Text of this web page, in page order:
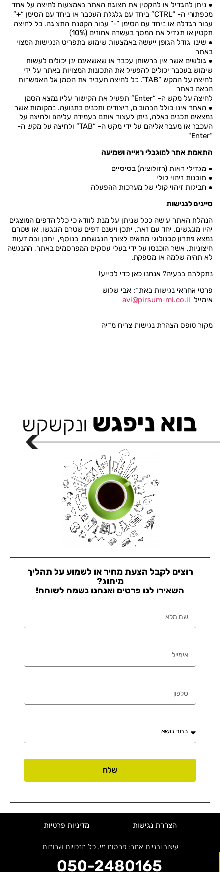
● ניתן להגדיל או להקטין את תצוגת האתר באמצעות לחיצה על אחד
מכפתורי ה- “CTRL” ביחד עם גלגלת העכבר או ביחד עם הסימן “+”
עבור הגדלה או ביחד עם הסימן “-” עבור הקטנת התצוגה. כל לחיצה
תקטין או תגדיל את המסך בעשרה אחוזים (10%)
● שינוי גודל הגופן ייעשה באמצעות שימוש בתפריט הנגישות המצוי
באתר
● גולשים אשר אין ברשותן עכבר או שאשאינם ינן יכולים לעשות
שימוש בעכבר יכולים להפעיל את התכונות המצויות באתר על ידי
לחיצה על המקש “TAB”. כל לחיצה תעביר את הסמן אל האפשרות
הבאה באתר
לחיצה על מקש ה- “Enter” תפעיל את הקישור עליו נמצא הסמן
● האתר אינו כולל הבהובים, ריצודים ותכנים בתנועה. במקומות אשר
נמצאים תכנים כאלה, ניתן לעצור אותם בעמידה עליהם ולחיצה על
העכבר או מעבר אליהם על ידי מקש ה- “TAB” ולחיצה על מקש ה-
“Enter"
התאמת אתר למוגבלי ראייה ושמיעה
● מגדילי ראות (רזולוציה) בסיסיים
● תוכנות זיהוי קולי
● חבילות זיהוי קולי של מערכות ההפעלה
סייגים לנגישות
הנהלת האתר עושה ככל שניתן על מנת לוודא כי כלל הדפים המוצגים
יהיו מונגשים. יחד עם זאת, יתכן וישנם דפים שטרם הונגשו, או שטרם
נמצא פתרון טכנולוגי מתאים לצורך הנגשתם. בנוסף, ייתכן ובמודעות
חיצוניות, אשר הוכנסו על ידי בעלי עסקים המפרסמים באתר, ההנגשה
לא תהיה שלמה או מספקת.
נתקלתם בבעיה? אנחנו כאן כדי לסייע!
פרטי אחראי נגישות באתר: אבי שלוש
אימייל:
מקור טופס הצהרת נגישות צריח מדיה
רוצים לקבל הצעת מחיר או לשמוע על תהליך
מיתוג?
השאירו לנו פרטים ואנחנו נשמח לשוחח!
שלח
הצהרת נגישות מדיניות פרטיות
עיצוב ובניית אתר: פרסום מי. כל הזכויות שמורות
050-2480165